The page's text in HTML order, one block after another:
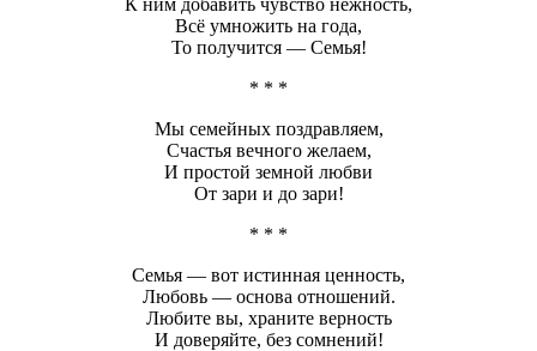
Всё умножить на года,
То получится — Семья!
* * *
Мы семейных поздравляем,
Счастья вечного желаем,
И простой земной любви
От зари и до зари!
* * *
Семья — вот истинная ценность,
Любовь — основа отношений.
Любите вы, храните верность
И доверяйте, без сомнений!